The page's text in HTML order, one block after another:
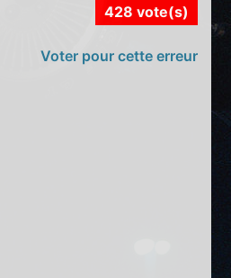
428 vote(s)
Voter pour cette erreur